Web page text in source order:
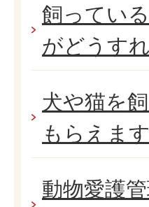
飼ってい
がどうす
犬や猫を
もらえます
動物愛護